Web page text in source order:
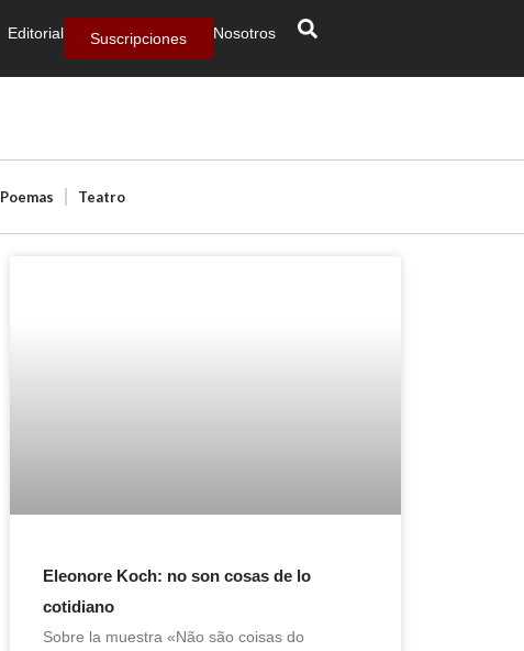
Editorial Suscripciones Nosotros
Poemas Teatro
Eleonore Koch: no son cosas de lo
cotidiano
Sobre la muestra «Não são coisas do